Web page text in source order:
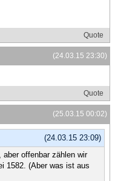
Quote
(24.03.15 23:30)
Quote
(25.03.15 00:02)
(24.03.15 23:09)
offenbar zählen wir
1582. (Aber was ist aus